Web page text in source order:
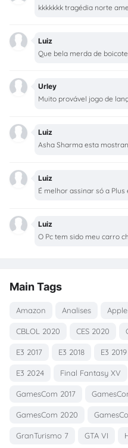
kkkkkkk tragédia norte
Luiz
Que bela merda de
Urley
Muito provável jogo de
Luiz
Asha Sharma esta
Luiz
É melhor assinar só a Plus
Luiz
O Pc tem sido meu carro
Main Tags
Amazon Analises Apple
CBLOL 2020 CES 2020
E3 2017 E3 2018 E3 2019
E3 2024 Final Fantasy XV
GamesCom 2017
GamesCom 2020
GranTurismo 7 GTA VI